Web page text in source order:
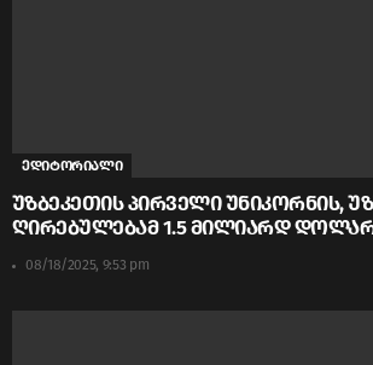
ედიტორიალი
უზბეკეთის პირველი უნიკორნის,
ღირებულებამ 1.5 მილიარდ
08/18/2025, 9:53 pm